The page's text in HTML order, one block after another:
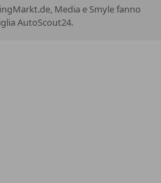
Media e Smyle fanno
AutoScout24.